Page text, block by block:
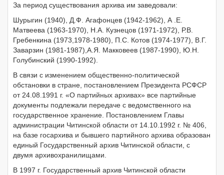
За период существования архива им заведовали:
Шурыгин (1940), Д.Ф. Агафонцев (1942-1962), А .Е.
Матвеева (1963-1970), Н.А. Кузнецов (1971-1972), Р.В.
Гребенкина (1973,1978-1980), П.С. Котов (1974-1977), В.Г.
Заварзин (1981-1987),А.Я. Макковеев (1987-1990), Ю.Н.
Голубинский (1990-1992).
В связи с изменением общественно-политической
обстановки в стране, постановлением Президента РСФСР
от 24.08.1991 г. «О партийных архивах» все партийные
документы подлежали передаче с ведомственного на
государственное хранение. Постановлением Главы
администрации Читинской области от 14.10.1992 г. № 406,
на базе госархива и бывшего партийного архива образован
единый Государственный архив Читинской области, с
двумя архивохранилищами.
В 1997 г. Государственный архив Читинской области